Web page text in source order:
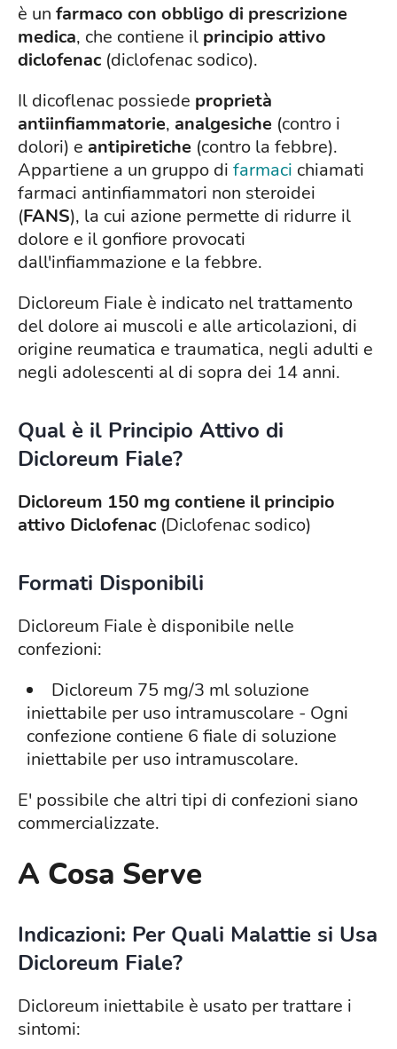
è un farmaco con obbligo di prescrizione
medica, che contiene il principio attivo
diclofenac (diclofenac sodico).
Il dicoflenac possiede proprietà
antiinfiammatorie, analgesiche (contro i
dolori) e antipiretiche (contro la febbre).
Appartiene a un gruppo di farmaci chiamati
farmaci antinfiammatori non steroidei
(FANS), la cui azione permette di ridurre il
dolore e il gonfiore provocati
dall'infiammazione e la febbre.
Dicloreum Fiale è indicato nel trattamento
del dolore ai muscoli e alle articolazioni, di
origine reumatica e traumatica, negli adulti e
negli adolescenti al di sopra dei 14 anni.
Qual è il Principio Attivo di
Dicloreum Fiale?
Dicloreum 150 mg contiene il principio
attivo Diclofenac (Diclofenac sodico)
Formati Disponibili
Dicloreum Fiale è disponibile nelle
confezioni:
Dicloreum 75 mg/3 ml soluzione
iniettabile per uso intramuscolare - Ogni
confezione contiene 6 fiale di soluzione
iniettabile per uso intramuscolare.
E' possibile che altri tipi di confezioni siano
commercializzate.
A Cosa Serve
Indicazioni: Per Quali Malattie si Usa
Dicloreum Fiale?
Dicloreum iniettabile è usato per trattare i
sintomi: